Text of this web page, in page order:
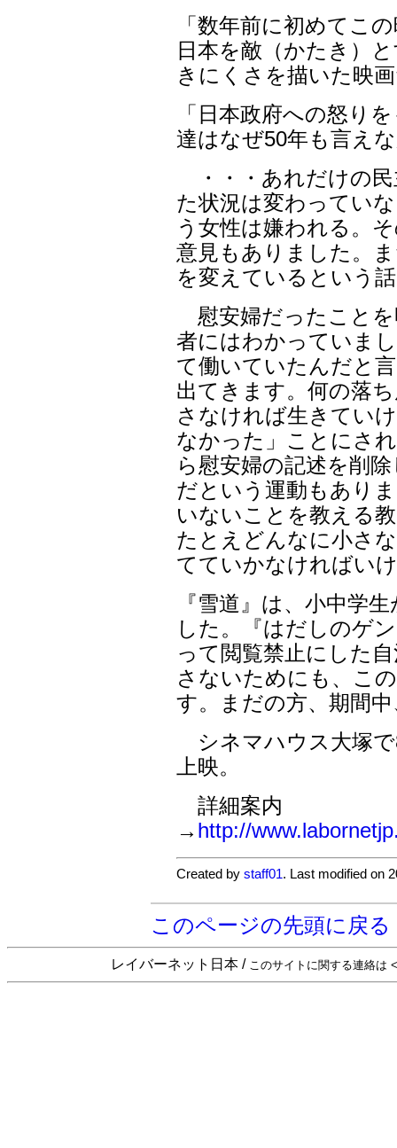
「数年前に初めてこ
日本を敵（かたき）
きにくさを描いた映
「日本政府への怒り
達はなぜ50年も言え
・・・あれだけの民
た状況は変わってい
う女性は嫌われる。
意見もありました。
を変えているという
慰安婦だったことを
者にはわかっていま
て働いていたんだと
出てきます。何の落
さなければ生きてい
なかった」ことにさ
ら慰安婦の記述を削
だという運動もあり
いないことを教える
たとえどんなに小さ
てていかなければい
『雪道』は、小中学
した。『はだしのゲ
って閲覧禁止にした
さないためにも、こ
す。まだの方、期間
シネマハウス大塚
上映。
詳細案内
→ http://
Created bystaff01. Last modified on
このページの先頭に戻る
レイバーネット日本 / このサイトに関する連絡は